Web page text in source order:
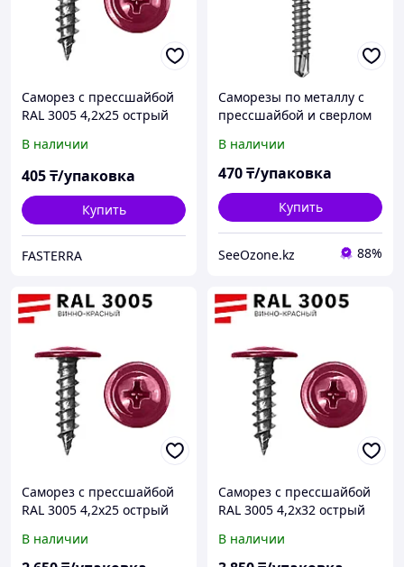
Саморез с прессшайбой
RAL 3005 4,2х25 острый
В наличии
405₸/упаковка
Купить
FASTERRA
Саморезы по металлу с
прессшайбой и сверлом
(300216-42-014)
В наличии
470₸/упаковка
Купить
SeeOzone.kz 88%
Саморез с прессшайбой
RAL 3005 4,2х25 острый
В наличии
Саморез с прессшайбой
RAL 3005 4,2х32 острый
В наличии